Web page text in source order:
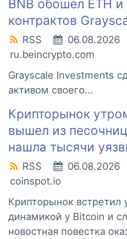
BNB обошел ETH
контрактов
RSS 06.08.2026
ru.beincrypto.com
Grayscale Investments
активом своего...
Крипторынок
вышел из
нашла тысячи
RSS 06.08.2026
coinspot.io
Крипторынок встретил
динамикой у Bitcoin и
новостная повестка